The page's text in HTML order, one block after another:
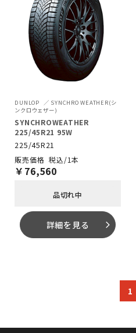
DUNLOP
SYNCHRO WEATHER(シ
ンクロウェザー)
SYNCHROWEATHER
225/45R21 95W
225/45R21
税込/1本
￥ 76,560
品切れ中
詳細を見る arrow_forward_ios
1